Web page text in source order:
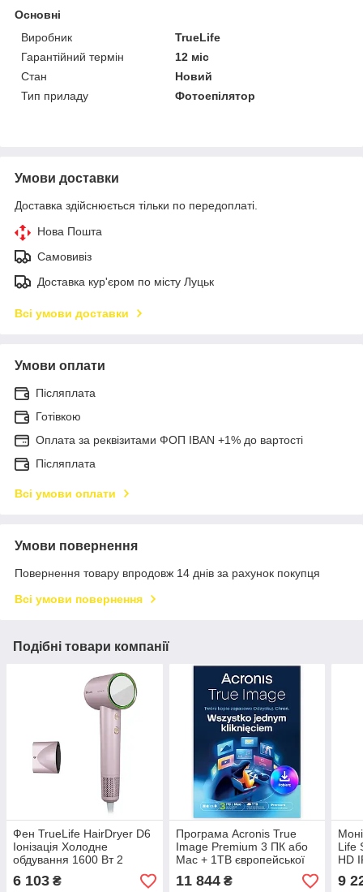
Основні
Виробник
TrueLife
Гарантійний термін
12 міс
Стан
Новий
Тип приладу
Фотоепілятор
Умови доставки
Доставка здійснюється тільки по передоплаті.
Нова Пошта
Самовивіз
Доставка кур'єром по місту Луцьк
Всі умови доставки
Умови оплати
Післяплата
Готівкою
Оплата за реквізитами ФОП IBAN +1% до вартості
Післяплата
Всі умови оплати
Умови повернення
Повернення товару впродовж 14 днів за рахунок покупця
Всі умови повернення
Подібні товари компанії
Фен TrueLife HairDryer D6
Іонізація Холодне
обдування 1600 Вт 2
швидкості 3 температури
6 103 ₴
Програма Acronis True
Image Premium 3 ПК або
Mac + 1TB європейської
хмари Acronis Код
активації
11 844₴
Life
HD
-
9